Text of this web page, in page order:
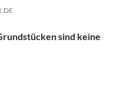
sind keine